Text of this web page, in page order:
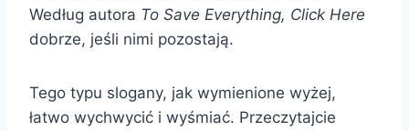
Według autora To Save Everything, Click Here
dobrze, jeśli nimi pozostają.
Tego typu slogany, jak wymienione wyżej,
łatwo wychwycić i wyśmiać. Przeczytajcie